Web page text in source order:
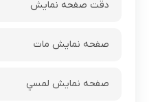
دقت صفحه نمايش
صفحه نمايش مات
صفحه نمايش لمسي